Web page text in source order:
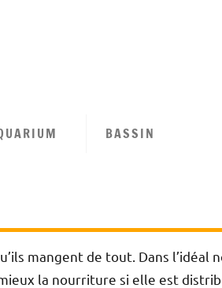
BASSIN
mangent de tout. Dans l’idéal
la nourriture si elle est